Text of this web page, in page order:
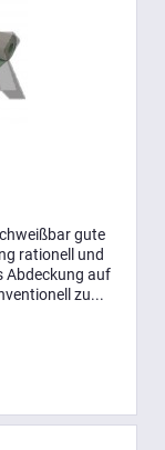
gute
rationell und
Abdeckung auf
zu...